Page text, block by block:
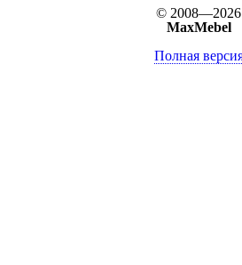
© 2008—2026
MaxMebel
Полная